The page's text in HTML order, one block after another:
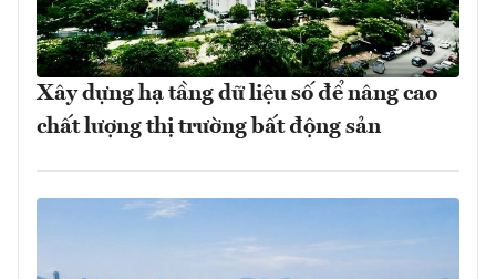
Xây dựng hạ tầng dữ liệu số để nâng cao
chất lượng thị trường bất động sản